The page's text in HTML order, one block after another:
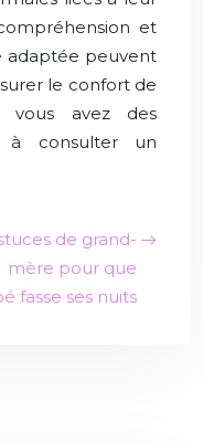
et
adaptée peuvent
le confort de
vous avez des
à consulter un
de grand-
mère pour que
fasse ses nuits